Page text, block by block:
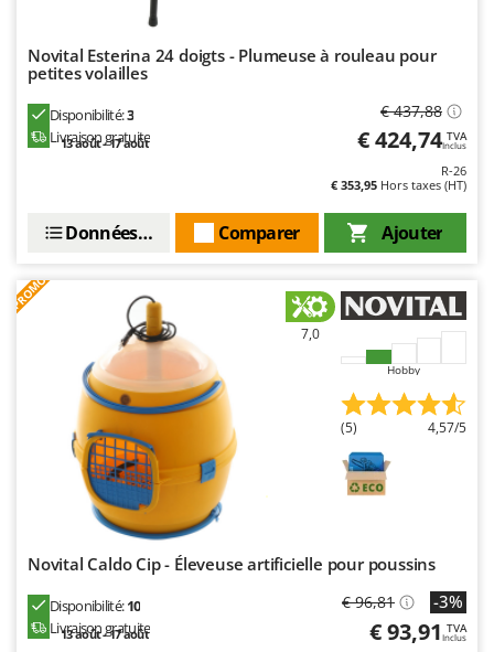
Novital Esterina 24 doigts - Plumeuse à rouleau pour
petites volailles
Disponibilité:3
Livraison gratuite
13 août - 17 août
€ 437,88
€ 424,74 TVA
Inclus
R-26
€ 353,95 Hors taxes (HT)
Ajouter
Comparer
Données techniques
PROMO
7,0
Hobby
(5) 4,57/5
Novital Caldo Cip - Éleveuse artificielle pour poussins
Disponibilité:10
Livraison gratuite
13 août - 17 août
€ 96,81 -3%
€ 93,91 TVA
Inclus